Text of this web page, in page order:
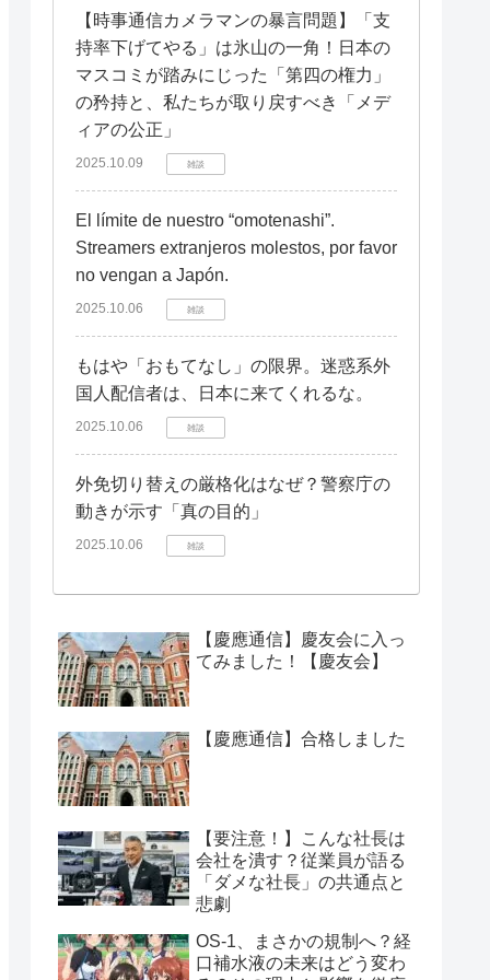
【時事通信カメラマンの暴言問題】「支
持率下げてやる」は氷山の一角！日本の
マスコミが踏みにじった「第四の権力」
の矜持と、私たちが取り戻すべき「メデ
ィアの公正」
2025.10.09 雑談
El límite de nuestro “omotenashi”.
Streamers extranjeros molestos, por favor
no vengan a Japón.
2025.10.06 雑談
もはや「おもてなし」の限界。迷惑系外
国人配信者は、日本に来てくれるな。
2025.10.06 雑談
外免切り替えの厳格化はなぜ？警察庁の
動きが示す「真の目的」
2025.10.06 雑談
【慶應通信】慶友会に入っ
てみました！【慶友会】
【慶應通信】合格しました
【要注意！】こんな社長は
会社を潰す？従業員が語る
「ダメな社長」の共通点と
悲劇
OS-1、まさかの規制へ？経
口補水液の未来はどう変わ